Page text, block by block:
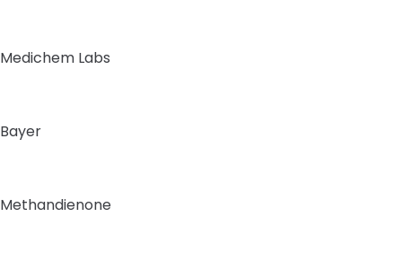
Medichem Labs
Bayer
Methandienone